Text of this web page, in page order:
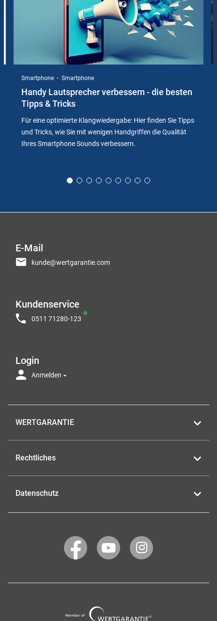
Smartphone Smartphone
Handy Lautsprecher verbessern - die besten
Tipps & Tricks
Für eine optimierte Klangwiedergabe: Hier finden Sie Tipps
und Tricks, wie Sie mit wenigen Handgriffen die Qualität
Ihres Smartphone Sounds verbessern.
E-Mail
kunde@wertgarantie.com
Kundenservice
0511 71280-123
Login
Anmelden
WERTGARANTIE
Rechtliches
Datenschutz
WERTGARANTIE
auf
WERTGARANTIE
auf
WERTGARANTIE
auf